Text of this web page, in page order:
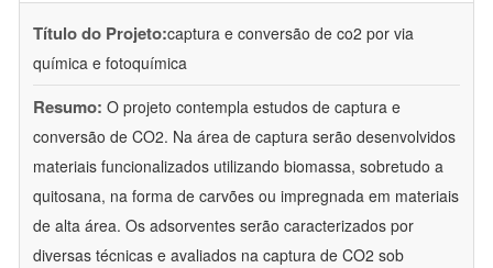
Título do Projeto:captura e conversão de co2 por via
química e fotoquímica
Resumo: O projeto contempla estudos de captura e
conversão de CO2. Na área de captura serão desenvolvidos
materiais funcionalizados utilizando biomassa, sobretudo a
quitosana, na forma de carvões ou impregnada em materiais
de alta área. Os adsorventes serão caracterizados por
diversas técnicas e avaliados na captura de CO2 sob